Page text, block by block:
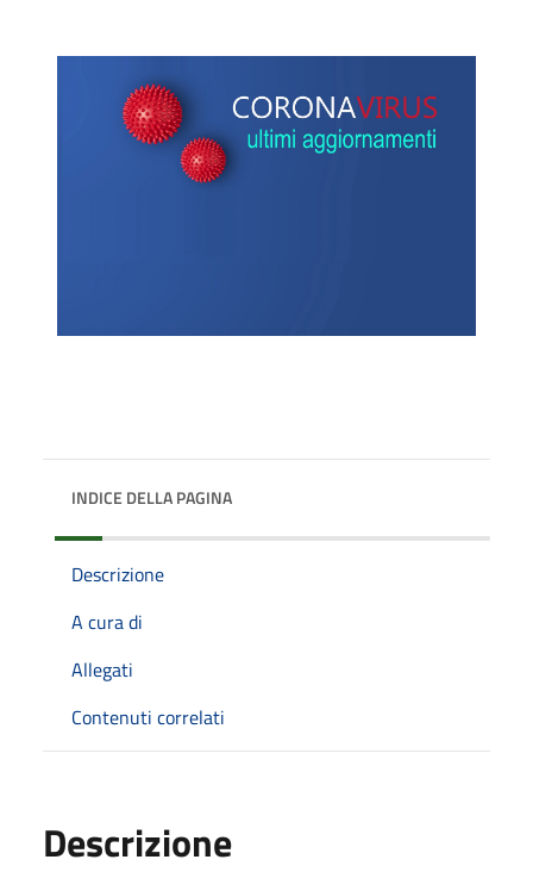
INDICE DELLA PAGINA
Descrizione
A cura di
Allegati
Contenuti correlati
Descrizione